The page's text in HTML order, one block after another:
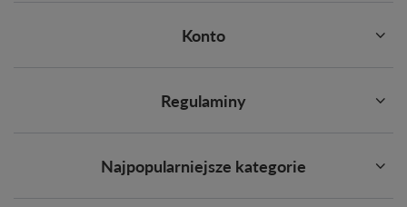
Konto
Regulaminy
Najpopularniejsze kategorie